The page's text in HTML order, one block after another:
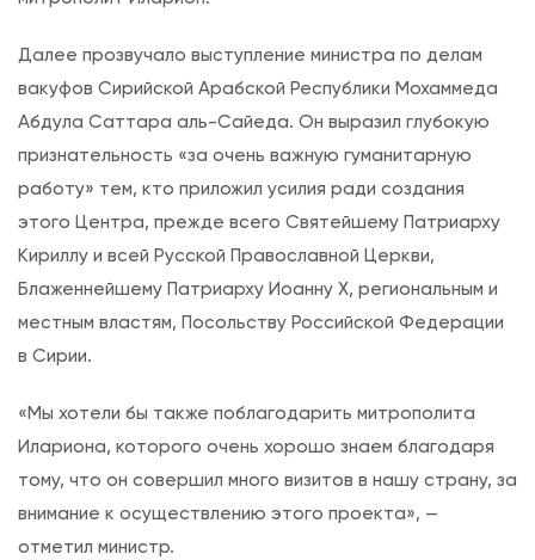
Далее прозвучало выступление министра по делам
вакуфов Сирийской Арабской Республики Мохаммеда
Абдула Саттара аль-Сайеда. Он выразил глубокую
признательность «за очень важную гуманитарную
работу» тем, кто приложил усилия ради создания
этого Центра, прежде всего Святейшему Патриарху
Кириллу и всей Русской Православной Церкви,
Блаженнейшему Патриарху Иоанну X, региональным и
местным властям, Посольству Российской Федерации
в Сирии.
«Мы хотели бы также поблагодарить митрополита
Илариона, которого очень хорошо знаем благодаря
тому, что он совершил много визитов в нашу страну, за
внимание к осуществлению этого проекта», —
отметил министр.